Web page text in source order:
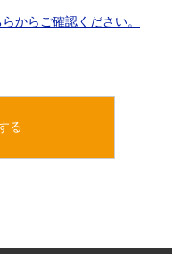
からご確認ください。